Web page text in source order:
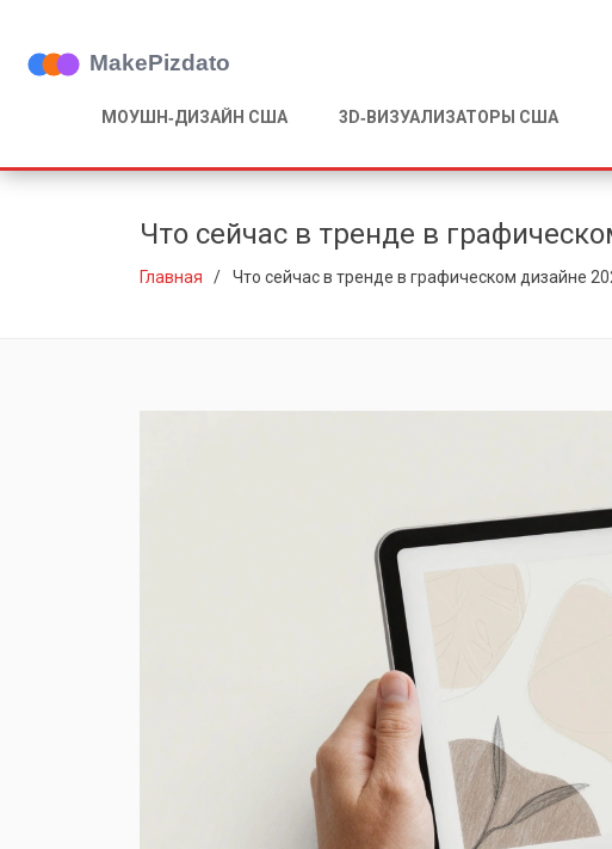
МОУШН‑ДИЗАЙН США 3D‑ВИЗУАЛИЗАТОРЫ США
Что сейчас в тренде в
Главная Что сейчас в тренде в графическом дизайне